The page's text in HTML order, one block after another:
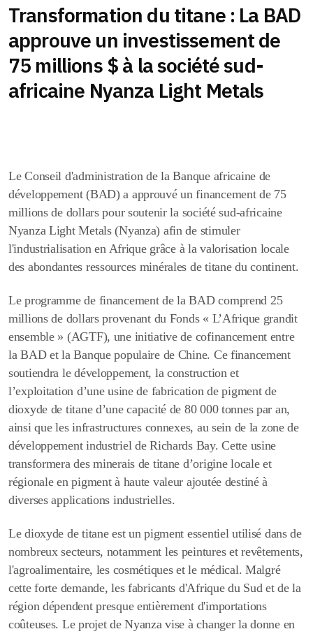
Transformation du titane : La BAD
approuve un investissement de
75 millions $ à la société sud-
africaine Nyanza Light Metals
Le Conseil d'administration de la Banque africaine de
développement (BAD) a approuvé un financement de 75
millions de dollars pour soutenir la société sud-africaine
Nyanza Light Metals (Nyanza) afin de stimuler
l'industrialisation en Afrique grâce à la valorisation locale
des abondantes ressources minérales de titane du continent.
Le programme de financement de la BAD comprend 25
millions de dollars provenant du Fonds « L’Afrique grandit
ensemble » (AGTF), une initiative de cofinancement entre
la BAD et la Banque populaire de Chine. Ce financement
soutiendra le développement, la construction et
l’exploitation d’une usine de fabrication de pigment de
dioxyde de titane d’une capacité de 80 000 tonnes par an,
ainsi que les infrastructures connexes, au sein de la zone de
développement industriel de Richards Bay. Cette usine
transformera des minerais de titane d’origine locale et
régionale en pigment à haute valeur ajoutée destiné à
diverses applications industrielles.
Le dioxyde de titane est un pigment essentiel utilisé dans de
nombreux secteurs, notamment les peintures et revêtements,
l'agroalimentaire, les cosmétiques et le médical. Malgré
cette forte demande, les fabricants d'Afrique du Sud et de la
région dépendent presque entièrement d'importations
coûteuses. Le projet de Nyanza vise à changer la donne en